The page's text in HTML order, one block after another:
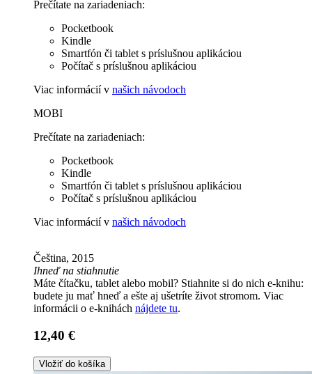
Prečítate na zariadeniach:
Pocketbook
Kindle
Smartfón či tablet s príslušnou aplikáciou
Počítač s príslušnou aplikáciou
Viac informácií v našich návodoch
MOBI
Prečítate na zariadeniach:
Pocketbook
Kindle
Smartfón či tablet s príslušnou aplikáciou
Počítač s príslušnou aplikáciou
Viac informácií v našich návodoch
Čeština, 2015
Ihneď na stiahnutie
Máte čítačku, tablet alebo mobil? Stiahnite si do nich e-knihu:
budete ju mať hneď a ešte aj ušetríte život stromom. Viac
informácii o e-knihách nájdete tu.
12,40 €
Vložiť do košíka